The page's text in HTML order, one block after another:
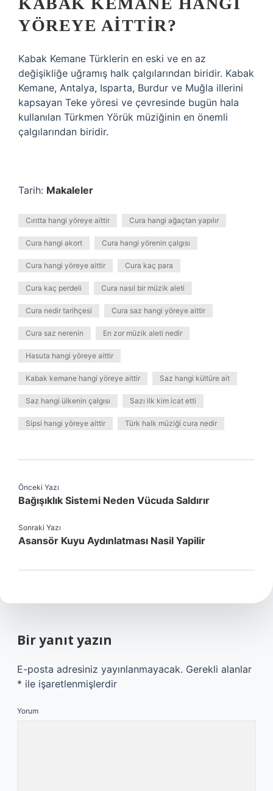
YÖREYE AITTIR?
Kabak Kemane Türklerin en eski ve en az
değişikliğe uğramış halk çalgılarından biridir. Kabak
Kemane, Antalya, Isparta, Burdur ve Muğla illerini
kapsayan Teke yöresi ve çevresinde bugün hala
kullanılan Türkmen Yörük müziğinin en önemli
çalgılarından biridir.
Tarih: Makaleler
Cırıtta hangi yöreye aittir Cura hangi ağaçtan yapılır
Cura hangi akort Cura hangi yörenin çalgısı
Cura hangi yöreye aittir Cura kaç para
Cura kaç perdeli Cura nasıl bir müzik aleti
Cura nedir tarihçesi Cura saz hangi yöreye aittir
Cura saz nerenin En zor müzik aleti nedir
Hasuta hangi yöreye aittir
Kabak kemane hangi yöreye aittir Saz hangi kültüre ait
Saz hangi ülkenin çalgısı Sazı ilk kim icat etti
Sipsi hangi yöreye aittir Türk halk müziği cura nedir
Önceki Yazı
Bağışıklık Sistemi Neden Vücuda Saldırır
Sonraki Yazı
Asansör Kuyu Aydınlatması Nasil Yapilir
Bir yanıt yazın
E-posta adresiniz yayınlanmayacak. Gerekli alanlar
* ile işaretlenmişlerdir
Yorum